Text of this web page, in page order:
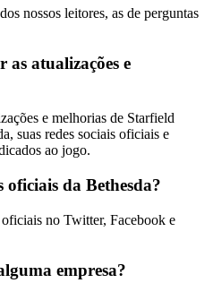
nossos leitores, as de perguntas
as atualizações e
e melhorias de Starfield
suas redes sociais oficiais e
ao jogo.
oficiais da Bethesda?
no Twitter, Facebook e
empresa?